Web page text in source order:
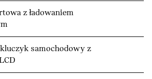
z ładowaniem
samochodowy z